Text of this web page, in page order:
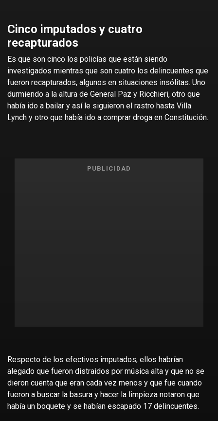
Cinco imputados y cuatro
recapturados
Es que son cinco los policías que están siendo
investigados mientras que son cuatro los delincuentes que
fueron recapturados, algunos en situaciones insólitas. Uno
durmiendo a la altura de General Paz y Ricchieri, otro que
había ido a bailar y así le siguieron el rastro hasta Villa
Lynch y otro que había ido a comprar droga en Constitución.
PUBLICIDAD
Respecto de los efectivos imputados, ellos habrían
alegado que fueron distraidos por música alta y que no se
dieron cuenta que eran cada vez menos y que fue cuando
fueron a buscar la basura y hacer la limpieza notaron que
había un boquete y se habían escapado 17 delincuentes.